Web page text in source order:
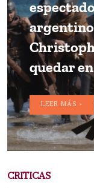
quedar
LEER MÁS >
CRITICAS